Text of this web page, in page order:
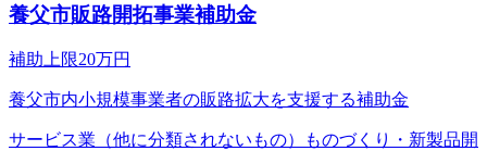
養父市販路開拓事業補助金
補助上限20万円
養父市内小規模事業者の販路拡大を支援する補助金
サービス業（他に分類されないもの）
ものづくり・新製品開